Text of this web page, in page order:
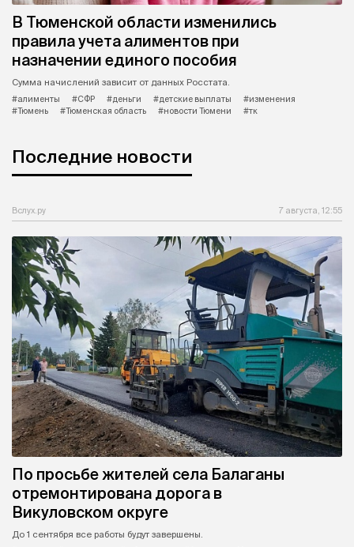
В Тюменской области изменились
правила учета алиментов при
назначении единого пособия
Сумма начислений зависит от данных Росстата.
#алименты
#СФР #деньги #детские выплаты
#изменения
#Тюмень
#Тюменская область #новости Тюмени #тк
Последние новости
Вслух.ру 7 августа, 12:55
По просьбе жителей села Балаганы
отремонтирована дорога в
Викуловском округе
До 1 сентября все работы будут завершены.